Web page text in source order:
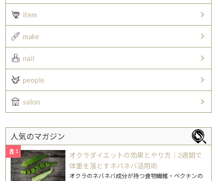
item
make
nail
people
salon
人気のマガジン
1
オクラダイエットの効果とやり方｜2週間で
体重を落とすネバネバ活用術
オクラのネバネバ成分が持つ食物繊維・ペクチンの